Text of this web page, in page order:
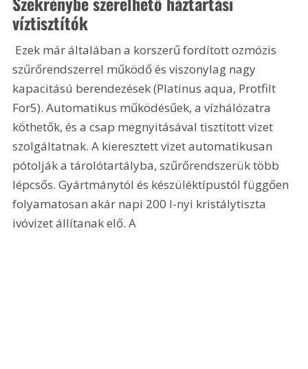
víztisztítók
szűrőrendszerrel működő és viszonylag nagy
kapacitású berendezések (Platinus aqua, Protfilt
For5). Automatikus működésűek, a vízhálózatra
köthetők, és a csap megnyitásával tisztított vizet
szolgáltatnak. A kieresztett vizet automatikusan
pótolják a tárolótartályba, szűrőrendszerük több
lépcsős. Gyártmánytól és készüléktípustól függően
folyamatosan akár napi 200 l-nyi kristálytiszta
ivóvizet állítanak elő. A